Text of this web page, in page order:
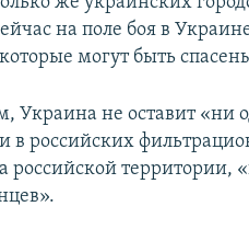
на поле боя в
могут быть
Украина не оставит «ни
в российских
российской территории,